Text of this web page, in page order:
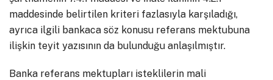
maddesinde belirtilen kriteri fazlasıyla karşıladığı,
ayrıca ilgili bankaca söz konusu referans mektubuna
ilişkin teyit yazısının da bulunduğu anlaşılmıştır.
Banka referans mektupları isteklilerin mali